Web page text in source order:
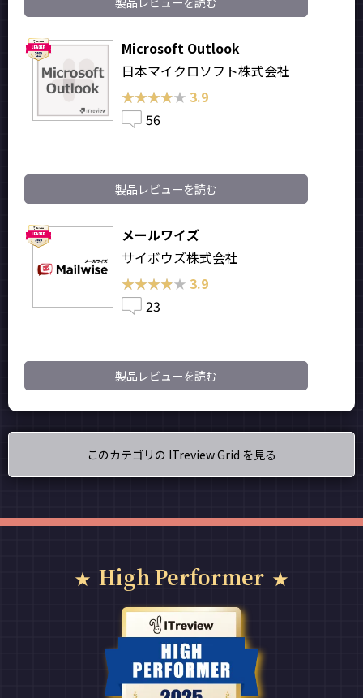
Microsoft Outlook
日本マイクロソフト株式会社
★★★★★
★★★★★ 3.9
56
製品レビューを読む
メールワイズ
サイボウズ株式会社
★★★★★
★★★★★ 3.9
23
製品レビューを読む
このカテゴリの ITreview Grid を見る
High Performer